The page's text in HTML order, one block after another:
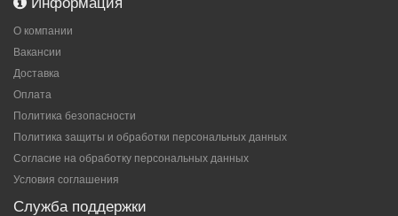
О компании
Вакансии
Доставка
Оплата
Политика безопасности
Политика защиты и обработки персональных данных
Согласие на обработку персональных данных
Условия соглашения
Служба поддержки